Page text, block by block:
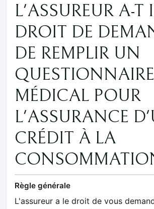
L'ASSUREUR A-T
DROIT DE
DE REMPLIR UN
QUESTIONNAIRE
MÉDICAL POUR
L'ASSURANCE
CRÉDIT À LA
Règle générale
L'assureur a le droit de vous